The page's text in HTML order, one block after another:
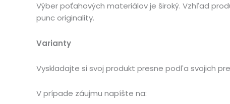
Výber poťahových materiálov je široký. Vzhľad
punc originality.
Varianty
Vyskladajte si svoj produkt presne podľa svojich
V prípade záujmu napíšte na: